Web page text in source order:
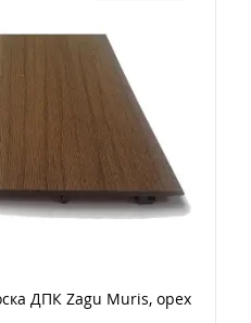
ДПК Zagu Muris, орех